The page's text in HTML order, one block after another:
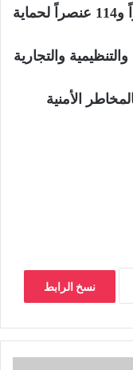
لحماية
والتجارية
الأمنية
نسخ الرابط